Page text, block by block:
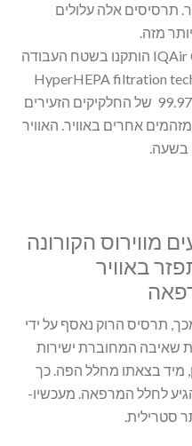
תרסיסים אלה עלולים
מזה.
מסנני אוויר שוויצרים IQAir Clean room הותקנו בשטח העבודה
הם בעלי כשר סינון של מינימום 99.97% של החלקיקים הזעירים
אחרים באוויר. האוויר
בשעה.
מווירוס הקורונה
באוויר
תרסיס הרוק נאסף על ידי
שאיבה המחוברת ישירות
מיד בצאתו מחלל הפה. כך
לחלל המרפאה. מעכשיו-
סטרילית.